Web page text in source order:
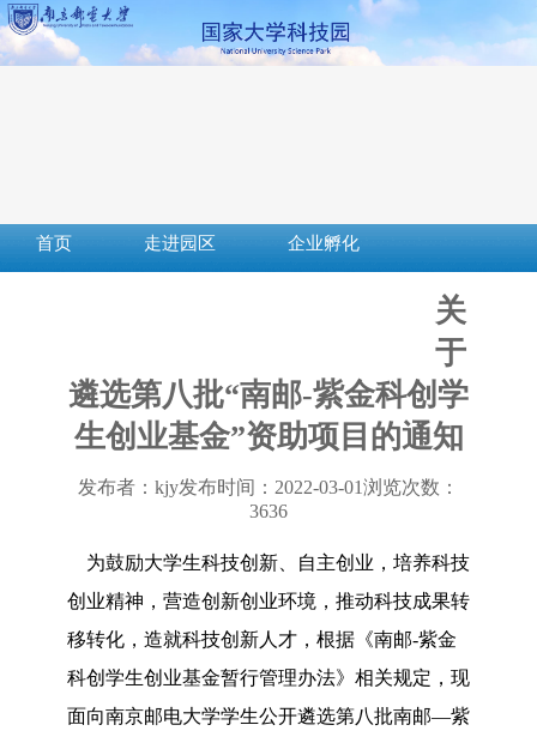
首页 走进园区
企业孵化
关
于
遴选第八批“南邮-紫金科创学
生创业基金”资助项目的通知
发布者：kjy发布时间：2022-03-01浏览次数：
3636
为鼓励大学生科技创新、自主创业，培养科技
创业精神，营造创新创业环境，推动科技成果转
移转化，造就科技创新人才，根据《南邮-紫金
科创学生创业基金暂行管理办法》相关规定，现
面向南京邮电大学学生公开遴选第八批南邮—紫